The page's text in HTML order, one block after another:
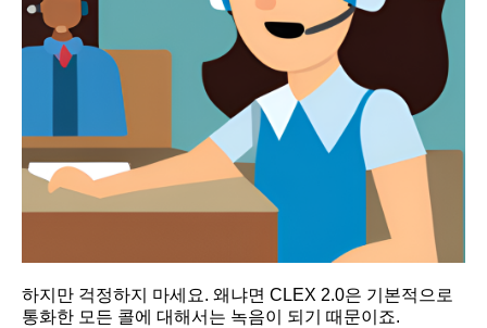
하지만 걱정하지 마세요. 왜냐면 CLEX 2.0은 기본적으로
통화한 모든 콜에 대해서는 녹음이 되기 때문이죠.